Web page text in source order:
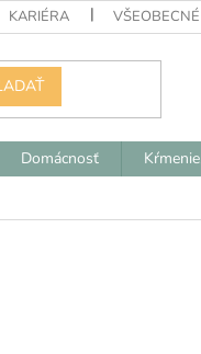
KARIÉRA
Domácnosť